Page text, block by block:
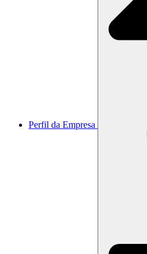
Perfil da Empresa